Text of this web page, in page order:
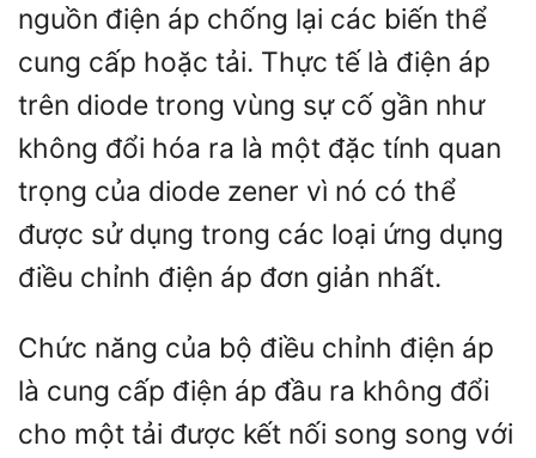
nguồn điện áp chống lại các biến thể
cung cấp hoặc tải. Thực tế là điện áp
trên diode trong vùng sự cố gần như
không đổi hóa ra là một đặc tính quan
trọng của diode zener vì nó có thể
được sử dụng trong các loại ứng dụng
điều chỉnh điện áp đơn giản nhất.
Chức năng của bộ điều chỉnh điện áp
là cung cấp điện áp đầu ra không đổi
cho một tải được kết nối song song với